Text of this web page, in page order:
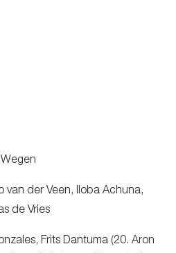
Veen, Iloba Achuna,
de Vries
Frits Dantuma (20. Aron